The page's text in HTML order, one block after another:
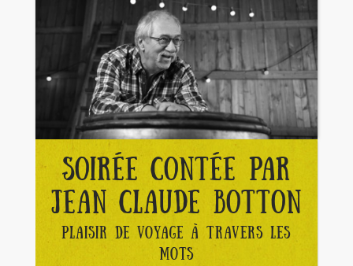
SOIRÉE CONTÉE PAR
JEAN CLAUDE BOTTON
PLAISIR DE VOYAGE À TRAVERS LES
MOTS